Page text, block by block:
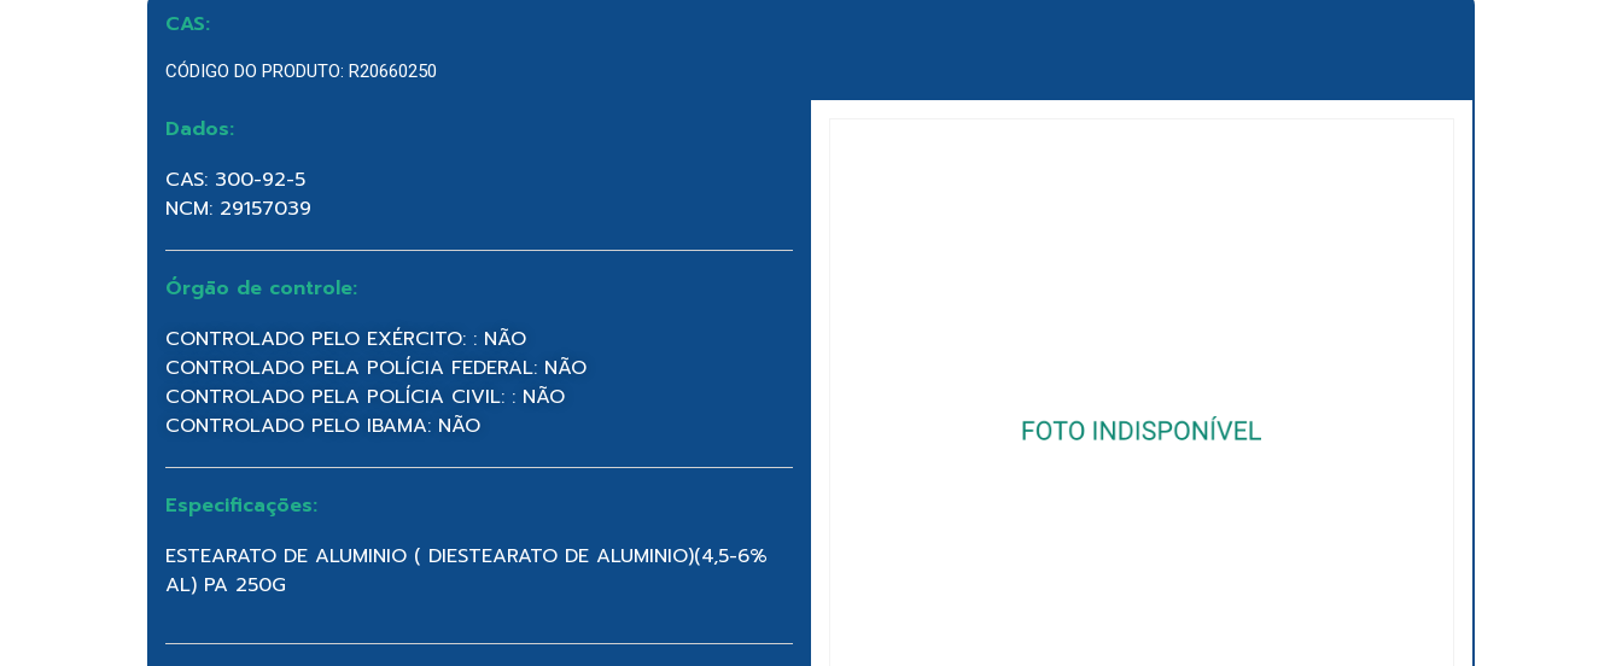
CAS:
CÓDIGO DO PRODUTO: R20660250
Dados:
CAS: 300-92-5
NCM: 29157039
Órgão de controle:
CONTROLADO PELO EXÉRCITO: : NÃO
CONTROLADO PELA POLÍCIA FEDERAL: NÃO
CONTROLADO PELA POLÍCIA CIVIL: : NÃO
CONTROLADO PELO IBAMA: NÃO
Especificações:
ESTEARATO DE ALUMINIO ( DIESTEARATO DE ALUMINIO)(4,5-6%
AL) PA 250G